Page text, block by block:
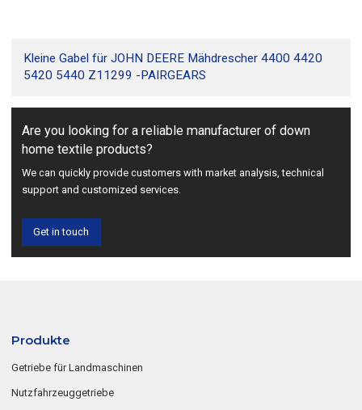
Kleine Gabel für JOHN DEERE Mähdrescher 4400 4420
5420 5440 Z11299 -PAIRGEARS
Are you looking for a reliable manufacturer of down
home textile products?
We can quickly provide customers with market analysis, technical
support and customized services.
Get in touch
Produkte
Getriebe für Landmaschinen
Nutzfahrzeuggetriebe